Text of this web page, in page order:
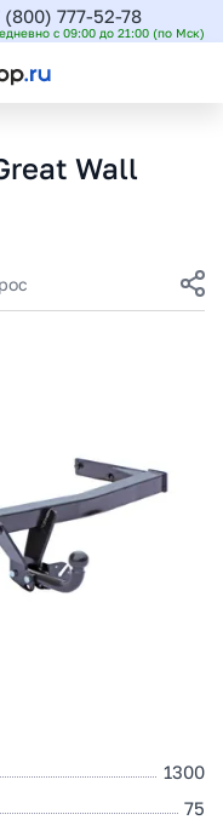
(800) 777-52-78
с 09:00 до 21:00 (по Мск)
Wall
1300
75